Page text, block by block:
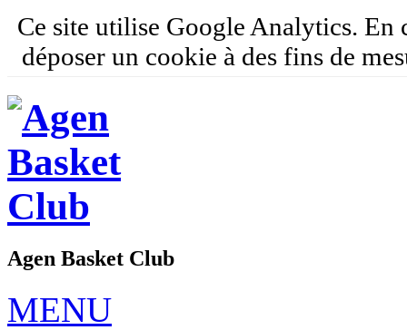
Ce site utilise Google Analytics. En
déposer un cookie à des fins de
Agen Basket Club
MENU